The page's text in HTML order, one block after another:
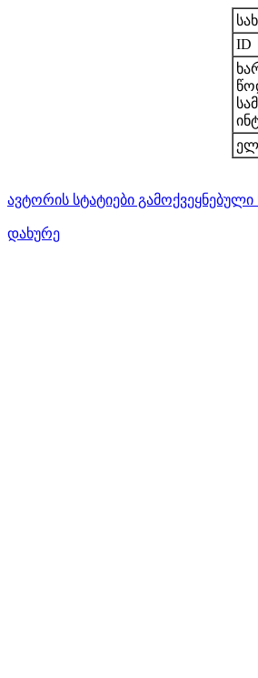
ID
ავტორის სტატიები გამოქვეყნებული
დახურე